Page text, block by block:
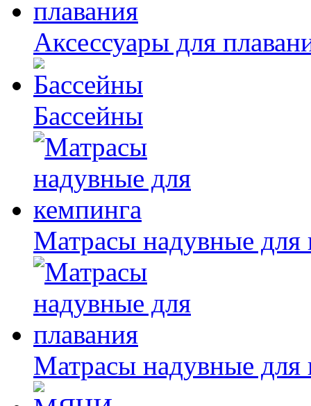
Аксессуары для
Бассейны
Матрасы надувные для
Матрасы надувные для